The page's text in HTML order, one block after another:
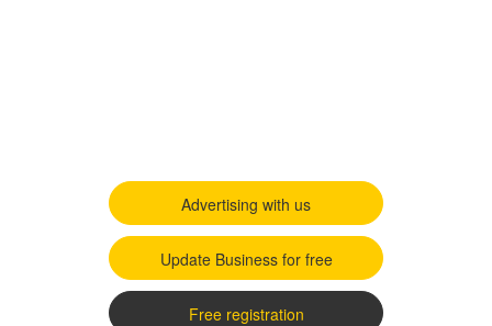
Advertising with us
Update Business for free
Free registration